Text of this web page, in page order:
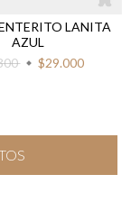
LANITA
AZUL
$29.000